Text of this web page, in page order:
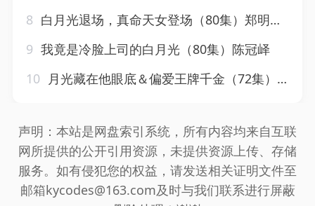
8 白月光退场，真命天女登场（80集）郑明洋＆钟芹&乐宝&张子唯
9 我竟是冷脸上司的白月光（80集）陈冠峄
10
月光藏在他眼底＆偏爱王牌千金（72集）刘蓝鸽
声明：本站是网盘索引系统，所有内容均来自互联
网所提供的公开引用资源，未提供资源上传、存储
服务。如有侵犯您的权益，请发送相关证明文件至
邮箱kycodes@163.com及时与我们联系进行屏蔽